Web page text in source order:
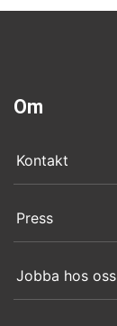
Om
Kontakt
Press
Jobba hos oss